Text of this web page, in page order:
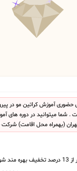
آموزش کراتین مو در
میتوانید در دوره های
(بهمراه محل اقامت) شرکت